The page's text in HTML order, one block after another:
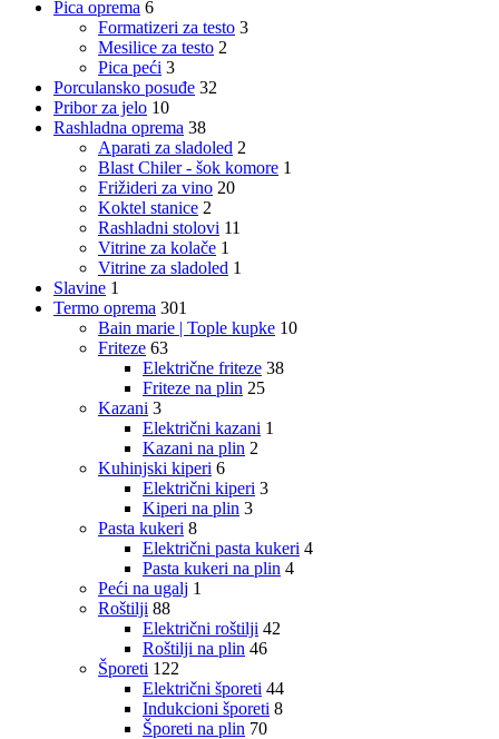
Pica oprema 6
Formatizeri za testo 3
Mesilice za testo 2
Pica peći 3
Porculansko posuđe 32
Pribor za jelo 10
Rashladna oprema 38
Aparati za sladoled 2
Blast Chiler - šok komore 1
Frižideri za vino 20
Koktel stanice 2
Rashladni stolovi 11
Vitrine za kolače 1
Vitrine za sladoled 1
Slavine 1
Termo oprema 301
Bain marie | Tople kupke 10
Friteze 63
Električne friteze 38
Friteze na plin 25
Kazani 3
Električni kazani 1
Kazani na plin 2
Kuhinjski kiperi 6
Električni kiperi 3
Kiperi na plin 3
Pasta kukeri 8
Električni pasta kukeri 4
Pasta kukeri na plin 4
Peći na ugalj 1
Roštilji 88
Električni roštilji 42
Roštilji na plin 46
Šporeti 122
Električni šporeti 44
Indukcioni šporeti 8
Šporeti na plin 70